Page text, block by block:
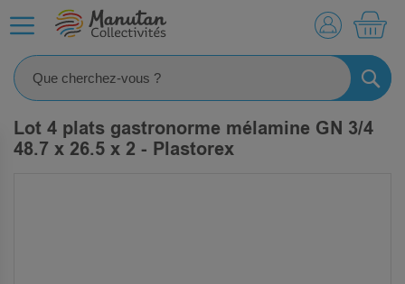
Lot 4 plats gastronorme mélamine GN 3/4
48.7 x 26.5 x 2 - Plastorex